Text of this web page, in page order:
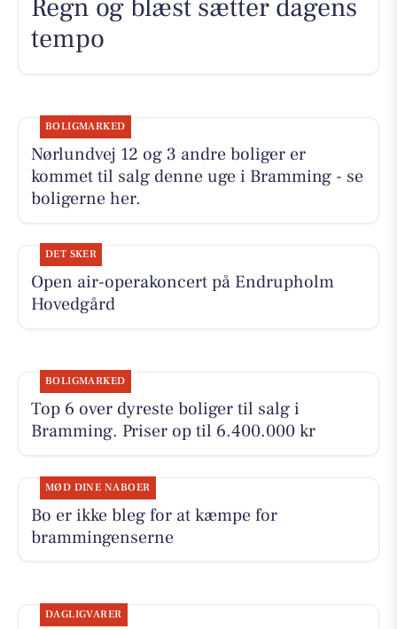
Regn og blæst sætter dagens
tempo
BOLIGMARKED
Nørlundvej 12 og 3 andre boliger er
kommet til salg denne uge i Bramming - se
boligerne her.
DET SKER
Open air-operakoncert på Endrupholm
Hovedgård
BOLIGMARKED
Top 6 over dyreste boliger til salg i
Bramming. Priser op til 6.400.000 kr
MØD DINE NABOER
Bo er ikke bleg for at kæmpe for
brammingenserne
DAGLIGVARER